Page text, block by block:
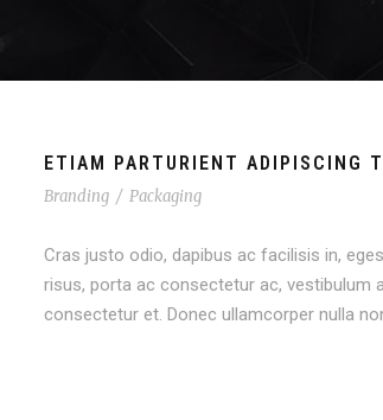
ETIAM PARTURIENT ADIPISCING
Branding / Packaging
Cras justo odio, dapibus ac facilisis in,
risus, porta ac consectetur ac, vestibulum
consectetur et. Donec ullamcorper nulla